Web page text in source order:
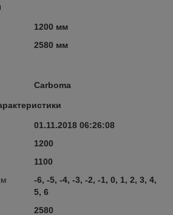
1200 мм
2580 мм
Carboma
01.11.2018 06:26:08
1200
1100
-6, -5, -4, -3, -2, -1, 0, 1, 2, 3, 4,
5, 6
2580